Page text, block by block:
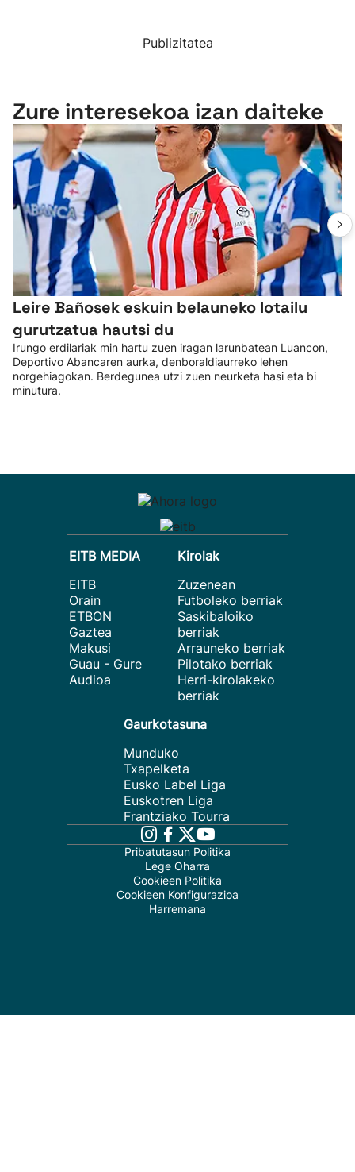
Publizitatea
Zure interesekoa izan daiteke
Leire Bañosek eskuin belauneko lotailu
gurutzatua hautsi du
Irungo erdilariak min hartu zuen iragan larunbatean Luancon,
Deportivo Abancaren aurka, denboraldiaurreko lehen
norgehiagokan. Berdegunea utzi zuen neurketa hasi eta bi
minutura.
EITB MEDIA
EITB
Orain
ETBON
Gaztea
Makusi
Guau - Gure
Audioa
Kirolak
Zuzenean
Futboleko berriak
Saskibaloiko
berriak
Arrauneko berriak
Pilotako berriak
Herri-kirolakeko
berriak
Gaurkotasuna
Munduko
Txapelketa
Eusko Label Liga
Euskotren Liga
Frantziako Tourra
Pribatutasun Politika
Lege Oharra
Cookieen Politika
Cookieen Konfigurazioa
Harremana